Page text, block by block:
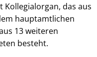
Kollegialorgan, das aus
hauptamtlichen
13 weiteren
besteht.